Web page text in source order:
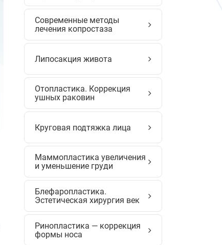
Современные методы
лечения копростаза
Липосакция живота
Отопластика. Коррекция
ушных раковин
Круговая подтяжка лица
Маммопластика увеличения
и уменьшение груди
Блефаропластика.
Эстетическая хирургия век
Ринопластика — коррекция
формы носа